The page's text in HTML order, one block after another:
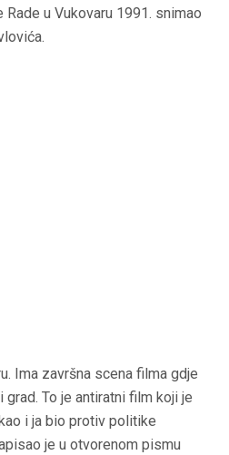
u Vukovaru 1991. snimao
Ima završna scena filma gdje
To je antiratni film koji je
i ja bio protiv politike
je u otvorenom pismu